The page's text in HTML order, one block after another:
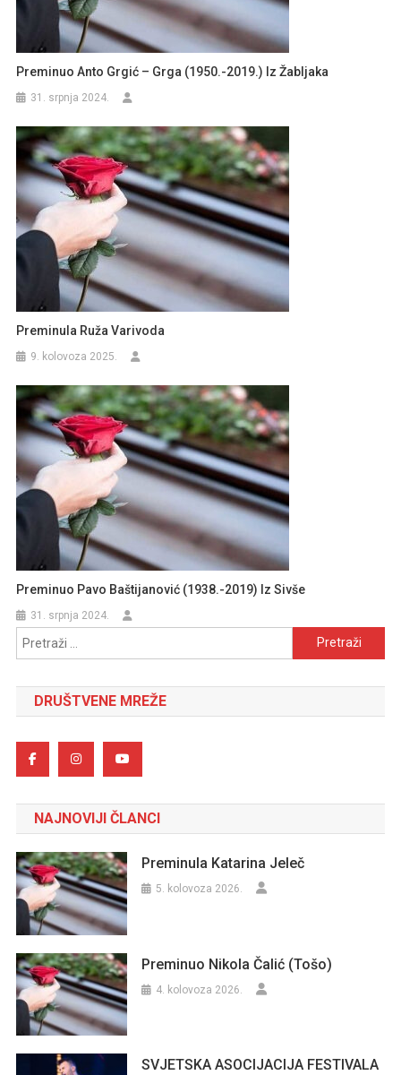
Preminuo Anto Grgić – Grga (1950.-2019.) Iz Žabljaka
31. srpnja 2024.
Preminula Ruža Varivoda
9. kolovoza 2025.
Preminuo Pavo Baštijanović (1938.-2019) Iz Sivše
31. srpnja 2024.
Pretraži:
DRUŠTVENE MREŽE
NAJNOVIJI ČLANCI
Preminula Katarina Jeleč
5. kolovoza 2026.
Preminuo Nikola Čalić (Tošo)
4. kolovoza 2026.
SVJETSKA ASOCIJACIJA FESTIVALA